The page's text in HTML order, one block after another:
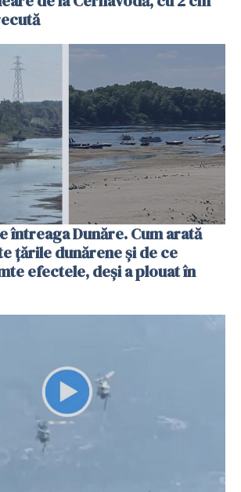
întreaga Dunăre. Cum arată
țările dunărene și de ce
efectele, deși a plouat în